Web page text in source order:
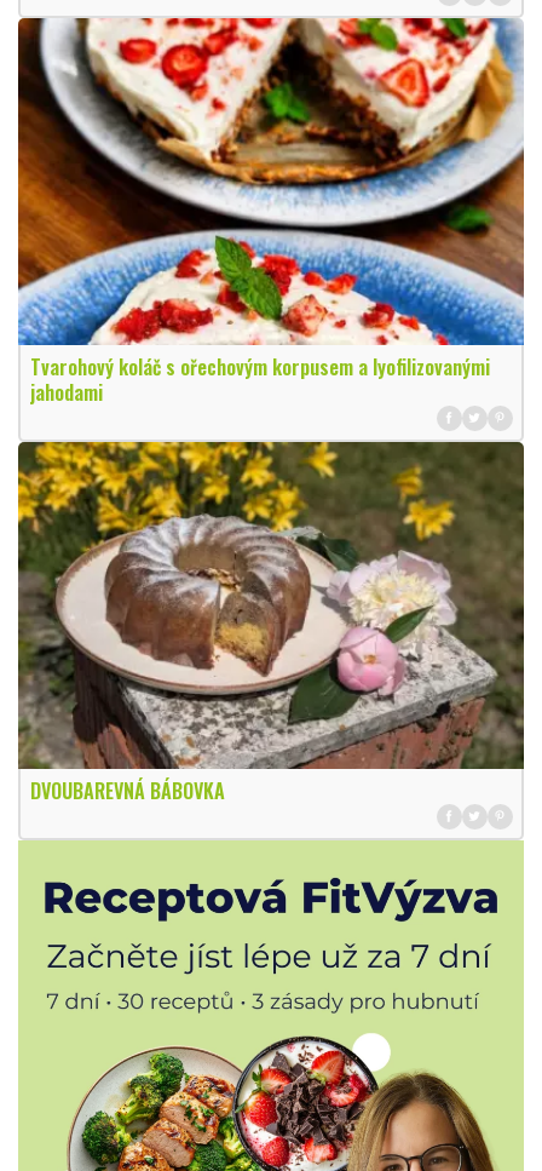
Tvarohový koláč s ořechovým korpusem a lyofilizovanými
jahodami
DVOUBAREVNÁ BÁBOVKA